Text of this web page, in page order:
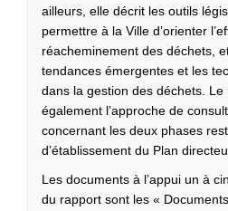
ailleurs, elle décrit les outils
permettre à la Ville d’orienter
réacheminement des déchets,
tendances émergentes et les
dans la gestion des déchets.
également l’approche de
concernant les deux phases
d’établissement du Plan
Les documents à l’appui un à
du rapport sont les «